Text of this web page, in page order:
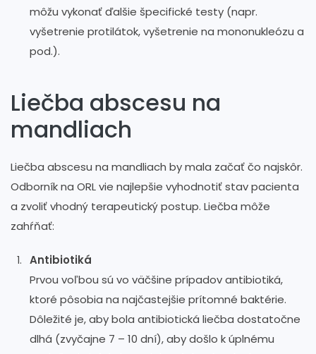
môžu vykonať ďalšie špecifické testy (napr.
vyšetrenie protilátok, vyšetrenie na mononukleózu a
pod.).
Liečba abscesu na
mandliach
Liečba abscesu na mandliach by mala začať čo najskôr.
Odborník na ORL vie najlepšie vyhodnotiť stav pacienta
a zvoliť vhodný terapeutický postup. Liečba môže
zahŕňať:
Antibiotiká
Prvou voľbou sú vo väčšine prípadov antibiotiká,
ktoré pôsobia na najčastejšie prítomné baktérie.
Dôležité je, aby bola antibiotická liečba dostatočne
dlhá (zvyčajne 7 – 10 dní), aby došlo k úplnému